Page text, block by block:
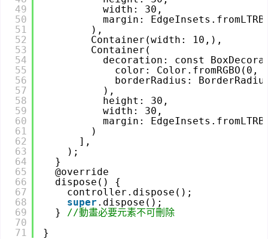
49
50
51
52
53
54
55
56
57
58
59
60
61
62
63
64
65
66
67
68
69
70
71
width: 30,
margin:
),
Container(width: 10,),
Container(
decoration: const
color:
borderRadius:
),
height: 30,
width: 30,
margin:
)
],
);
}
@override
dispose() {
controller.dispose();
super .dispose();
}
//動畫必要元素不可刪除
}